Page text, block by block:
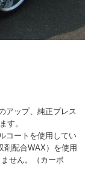
アップ、純正プレス
す。
コートを使用してい
剤配合WAX）を使用
せん。（カーボ